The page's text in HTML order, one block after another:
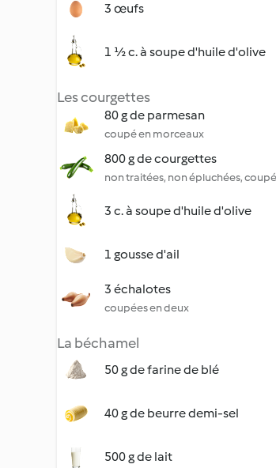
3 œufs
1 ½ c. à soupe d'huile d'olive
Les courgettes
80 g de parmesan
coupé en morceaux
800 g de courgettes
non traitées, non épluchées,
3 c. à soupe d'huile d'olive
1 gousse d'ail
3 échalotes
coupées en deux
La béchamel
50 g de farine de blé
40 g de beurre demi-sel
500 g de lait